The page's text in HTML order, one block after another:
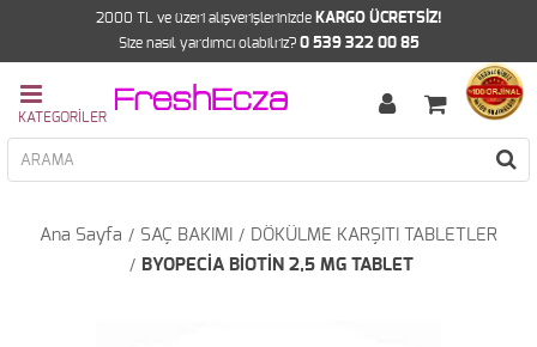
2000 TL ve üzeri alışverişlerinizde KARGO ÜCRETSİZ!
Size nasıl yardımcı olabilriz? 0 539 322 00 85
Ana Sayfa SAÇ BAKIMI
DÖKÜLME KARŞITI TABLETLER
BYOPECİA BİOTİN 2,5 MG TABLET